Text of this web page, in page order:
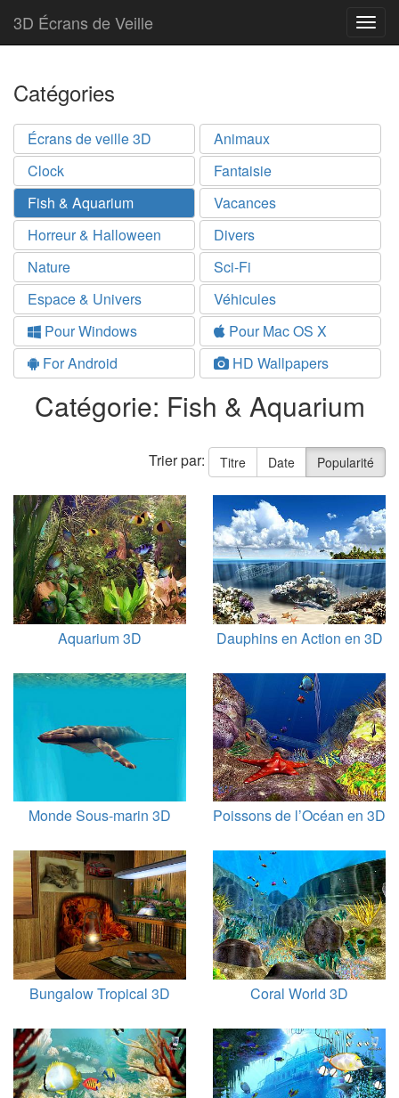
3D Écrans de Veille
Catégories
Écrans de veille 3D
Animaux
Clock
Fantaisie
Fish & Aquarium
Vacances
Horreur & Halloween
Divers
Nature
Sci-Fi
Espace & Univers
Véhicules
Pour Windows
Pour Mac OS X
For Android
HD Wallpapers
Catégorie: Fish & Aquarium
Trier par: Titre Date Popularité
Aquarium 3D Dauphins en Action en 3D
Monde Sous-marin 3D Poissons de l’Océan en 3D
Bungalow Tropical 3D Coral World 3D